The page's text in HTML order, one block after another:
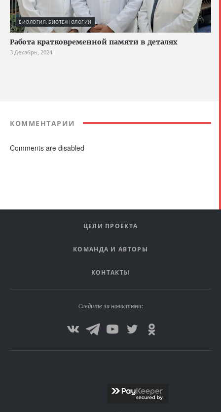
БИОЛОГИЯ, БИОТЕХНОЛОГИИ
Работа кратковременной памяти в деталях
3 Декабрь, 2024
КОММЕНТАРИИ
Comments are disabled
ЦЕЛИ ПРОЕКТА
КОМАНДА И АВТОРЫ
КОНТАКТЫ
Следите за новостями: